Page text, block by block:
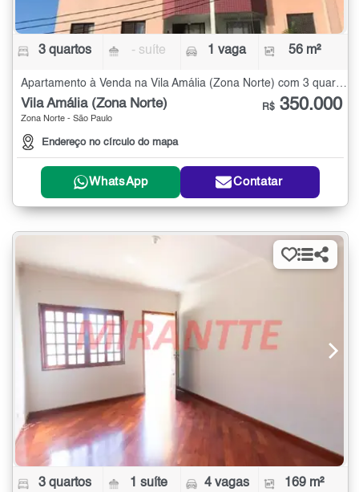
3 quartos - suíte 1 vaga 56 m²
Vila Amália (Zona Norte)
Zona Norte - São Paulo
Endereço no círculo do mapa
R$ 350.000
WhatsApp Contatar
3 quartos 1 suíte 4 vagas 169 m²